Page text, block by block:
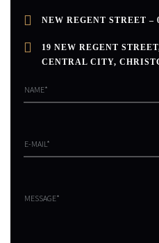
NEW REGENT STREET –
19 NEW REGENT
CENTRAL CITY,